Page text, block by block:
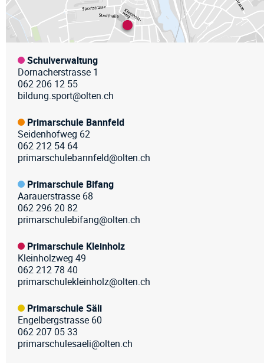
Schulverwaltung
Dornacherstrasse 1
062 206 12 55
bildung.sport@olten.ch
Primarschule Bannfeld
Seidenhofweg 62
062 212 54 64
primarschulebannfeld@olten.ch
Primarschule Bifang
Aarauerstrasse 68
062 296 20 82
primarschulebifang@olten.ch
Primarschule Kleinholz
Kleinholzweg 49
062 212 78 40
primarschulekleinholz@olten.ch
Primarschule Säli
Engelbergstrasse 60
062 207 05 33
primarschulesaeli@olten.ch